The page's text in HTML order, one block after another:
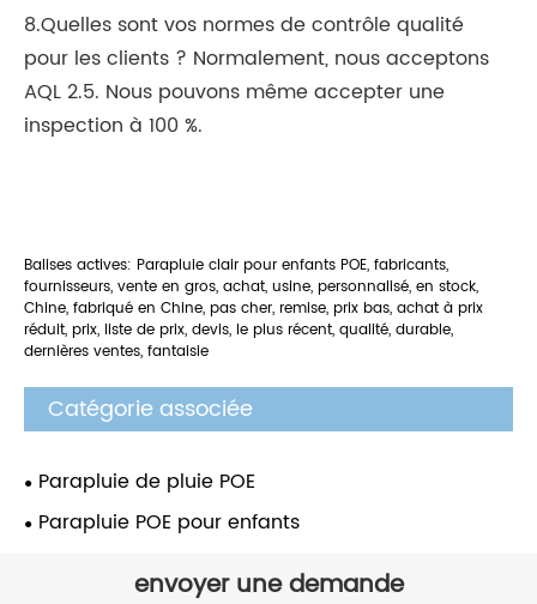
8.Quelles sont vos normes de contrôle qualité
pour les clients ? Normalement, nous acceptons
AQL 2.5. Nous pouvons même accepter une
inspection à 100 %.
Balises actives: Parapluie clair pour enfants POE, fabricants,
fournisseurs, vente en gros, achat, usine, personnalisé, en stock,
Chine, fabriqué en Chine, pas cher, remise, prix bas, achat à prix
réduit, prix, liste de prix, devis, le plus récent, qualité, durable,
dernières ventes, fantaisie
Catégorie associée
Parapluie de pluie POE
Parapluie POE pour enfants
envoyer une demande